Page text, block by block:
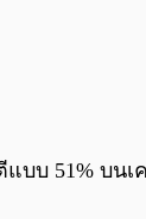
บบ 51% บนเ